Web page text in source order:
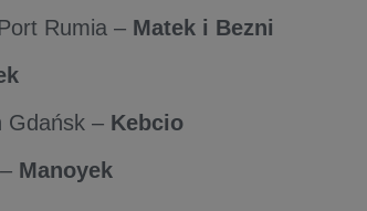
Rumia – Matek i Bezni
Gdańsk – Kebcio
Manoyek